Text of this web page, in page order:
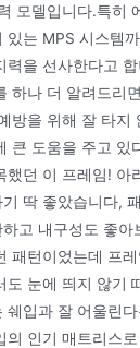
모델입니다.특히
있는 MPS 시스템
력을 선사한다고
하나 더 알려드리
방을 위해 잘 타지
큰 도움을 주고 있
했던 이 프레임! 아
딱 좋았습니다,
고 내구성도 좋아
패턴이었는데 프
도 눈에 띄지 않기
쉐입과 잘 어울린
의 인기 매트리스